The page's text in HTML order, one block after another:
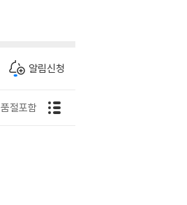
알림신청
품절포함